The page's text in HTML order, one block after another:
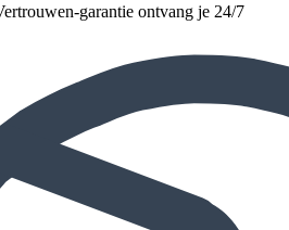
garantie ontvang je 24/7